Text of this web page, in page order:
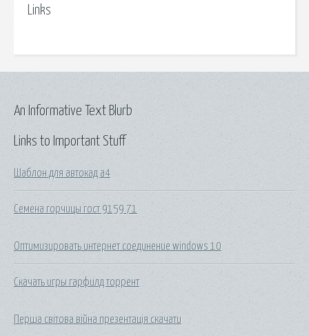
Links
Links to Important Stuff
Шаблон для автокад а4
Семена горчицы гост 9159 71
Оптимизировать интернет соединение windows 10
Скачать игры гарфилд торрент
Перша світова війна презентація скачати
An Informative Text Blurb